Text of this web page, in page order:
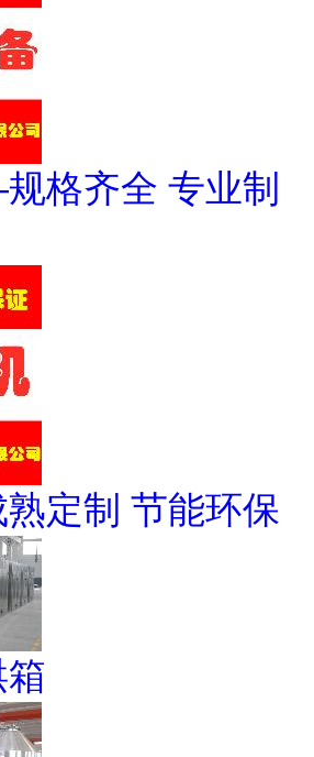
格齐全 专业制
定制 节能环保